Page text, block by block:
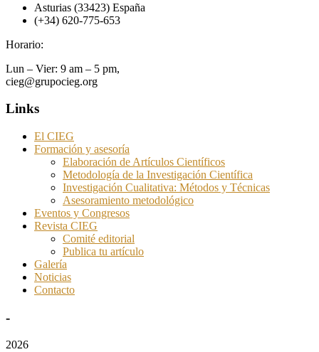
Asturias (33423) España
(+34) 620-775-653
Horario:
Lun – Vier: 9 am – 5 pm,
cieg@grupocieg.org
Links
El CIEG
Formación y asesoría
Elaboración de Artículos Científicos
Metodología de la Investigación Científica
Investigación Cualitativa: Métodos y Técnicas
Asesoramiento metodológico
Eventos y Congresos
Revista CIEG
Comité editorial
Publica tu artículo
Galería
Noticias
Contacto
-
2026